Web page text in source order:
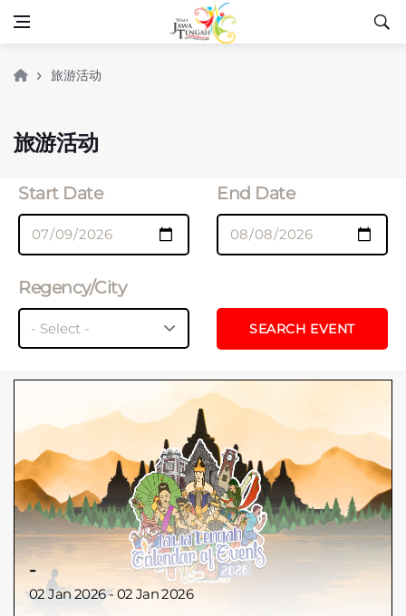
旅游活动
旅游活动
Start Date End Date
Regency/City
SEARCH EVENT
-
02 Jan 2026 - 02 Jan 2026